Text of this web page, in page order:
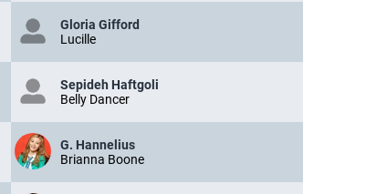
Gloria Gifford
Lucille
Sepideh Haftgoli
Belly Dancer
G. Hannelius
Brianna Boone